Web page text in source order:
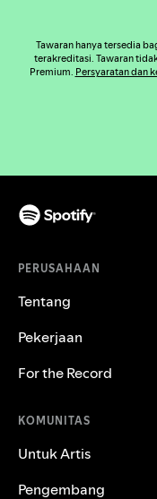
Tawaran hanya tersedia
terakreditasi. Tawaran
Premium. Persyaratan dan
PERUSAHAAN
Tentang
Pekerjaan
For the Record
KOMUNITAS
Untuk Artis
Pengembang